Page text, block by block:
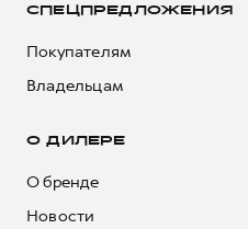
СПЕЦПРЕДЛОЖЕНИЯ
Покупателям
Владельцам
О ДИЛЕРЕ
О бренде
Новости